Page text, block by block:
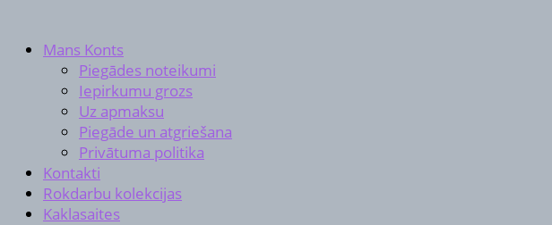
Mans Konts
Piegādes noteikumi
Iepirkumu grozs
Uz apmaksu
Piegāde un atgriešana
Privātuma politika
Kontakti
Rokdarbu kolekcijas
Kaklasaites